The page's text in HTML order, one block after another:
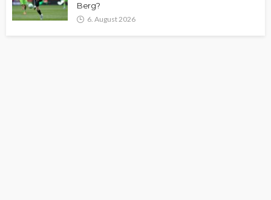
Berg?
6. August 2026